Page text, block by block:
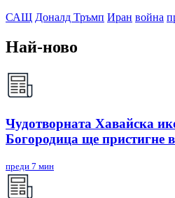
САЩ Доналд Тръмп Иран война
Най-ново
Чудотворната Хавайска
Богородица ще пристигне
преди 7 мин